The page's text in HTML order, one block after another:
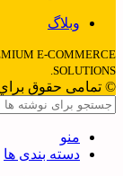
وبلاگ
E-COMMERCE
SOLUTIONS.
© تمامی حقوق
منو
دسته بندی ها